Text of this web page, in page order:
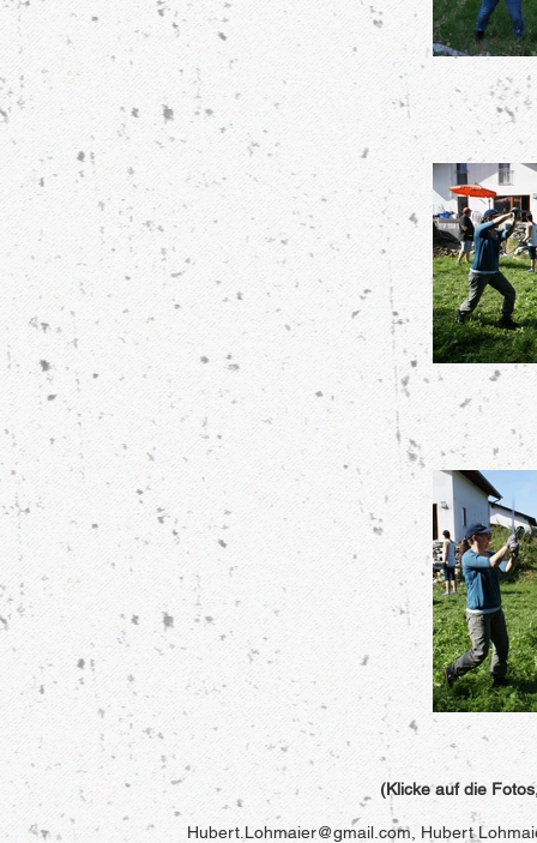
(Klicke auf die
Hubert.Lohmaier@gmail.com , Hubert